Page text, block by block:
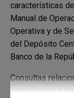
características
Manual de
Operativa y de
del Depósito
Banco de la
Consultas
comunicarse a